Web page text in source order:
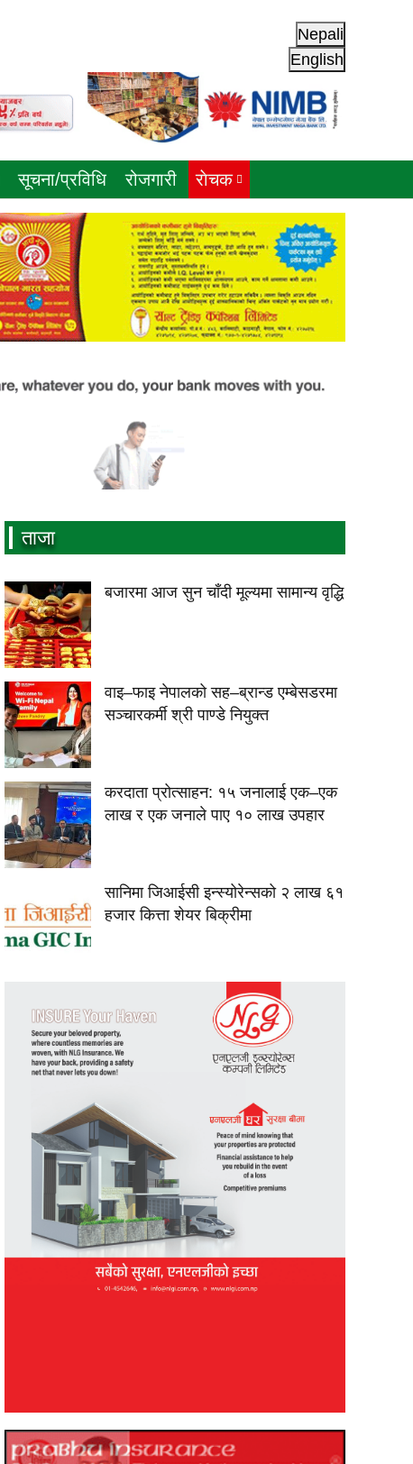
Nepali
English
सूचना/प्रविधि रोजगारी राेचक
ताजा
बजारमा आज सुन चाँदी मूल्यमा सामान्य वृद्धि
वाइ–फाइ नेपालको सह–ब्रान्ड एम्बेसडरमा
सञ्चारकर्मी श्री पाण्डे नियुक्त
करदाता प्रोत्साहन: १५ जनालाई एक–एक
लाख र एक जनाले पाए १० लाख उपहार
सानिमा जिआईसी इन्स्योरेन्सको २ लाख ६१
हजार कित्ता शेयर बिक्रीमा